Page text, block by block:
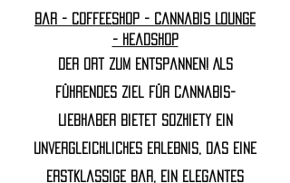
Bar - Coffeeshop - Cannabis Lounge
- Headshop
Der Ort zum Entspannen! Als
führendes Ziel für Cannabis-
Liebhaber bietet Sozhiety ein
unvergleichliches Erlebnis, das eine
erstklassige Bar, ein elegantes